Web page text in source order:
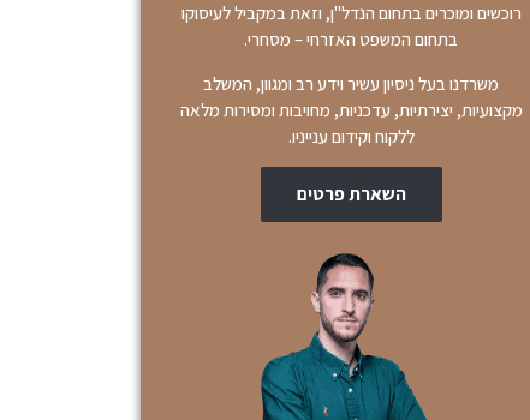
רוכשים ומוכרים בתחום הנדל"ן, וזאת במקביל לעיסוקו
בתחום המשפט האזרחי – מסחרי.
משרדנו בעל ניסיון עשיר וידע רב ומגוון, המשלב
מקצועיות, יצירתיות, עדכניות, מחויבות ומסירות מלאה
ללקוח וקידום ענייניו.
השארת פרטים